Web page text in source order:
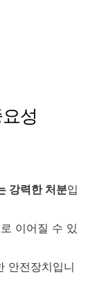
성
강력한 처분입
이어질 수 있
안전장치입니